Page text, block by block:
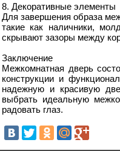
8. Декоративные элементы
Для завершения образа
такие как наличники,
скрывают зазоры между
Заключение
Межкомнатная дверь
конструкции и
надежную и красивую
выбрать идеальную
радовать глаз.